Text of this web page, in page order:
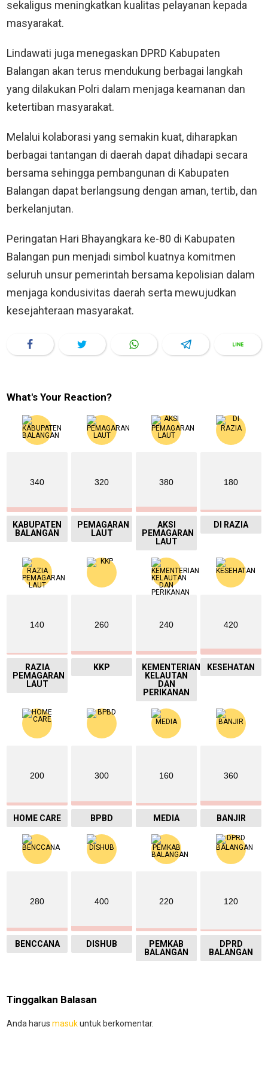
sekaligus meningkatkan kualitas pelayanan kepada
masyarakat.
Lindawati juga menegaskan DPRD Kabupaten
Balangan akan terus mendukung berbagai langkah
yang dilakukan Polri dalam menjaga keamanan dan
ketertiban masyarakat.
Melalui kolaborasi yang semakin kuat, diharapkan
berbagai tantangan di daerah dapat dihadapi secara
bersama sehingga pembangunan di Kabupaten
Balangan dapat berlangsung dengan aman, tertib, dan
berkelanjutan.
Peringatan Hari Bhayangkara ke-80 di Kabupaten
Balangan pun menjadi simbol kuatnya komitmen
seluruh unsur pemerintah bersama kepolisian dalam
menjaga kondusivitas daerah serta mewujudkan
kesejahteraan masyarakat.
What's Your Reaction?
340
KABUPATEN
BALANGAN
320
PEMAGARAN
LAUT
380
AKSI
PEMAGARAN
LAUT
180
DI RAZIA
140
RAZIA
PEMAGARAN
LAUT
260
KKP
240
KEMENTERIAN
KELAUTAN
DAN
PERIKANAN
420
KESEHATAN
200
HOME CARE
300
BPBD
160
MEDIA
360
BANJIR
280
BENCCANA
400
DISHUB
220
PEMKAB
BALANGAN
120
DPRD
BALANGAN
Tinggalkan Balasan
Anda harus masukuntuk berkomentar.